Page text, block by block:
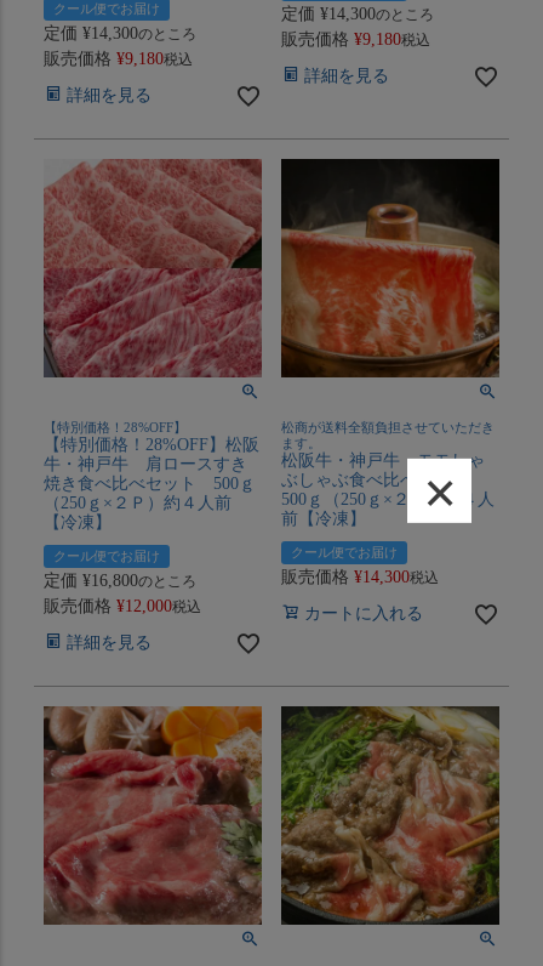
クール便でお届け
定価 ¥14,300のところ
販売価格 ¥9,180税込
詳細を見る
定価 ¥14,300のところ
販売価格 ¥9,180税込
詳細を見る
【特別価格！28%OFF】
【特別価格！28%OFF】松阪
牛・神戸牛 肩ロースすき
焼き食べ比べセット 500ｇ
（250ｇ×２Ｐ）約４人前
【冷凍】
クール便でお届け
定価 ¥16,800のところ
販売価格 ¥12,000税込
詳細を見る
松商が送料全額負担させていただき
ます。
松阪牛・神戸牛 モモしゃ
ぶしゃぶ食べ比べセット
500ｇ（250ｇ×２Ｐ）約４人
前【冷凍】
クール便でお届け
販売価格 ¥14,300税込
カートに入れる
×